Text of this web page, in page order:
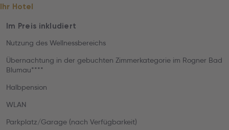
Ihr Hotel
Im Preis inkludiert
Nutzung des Wellnessbereichs
Übernachtung in der gebuchten Zimmerkategorie im Rogner Bad
Blumau****
Halbpension
WLAN
Parkplatz/Garage (nach Verfügbarkeit)